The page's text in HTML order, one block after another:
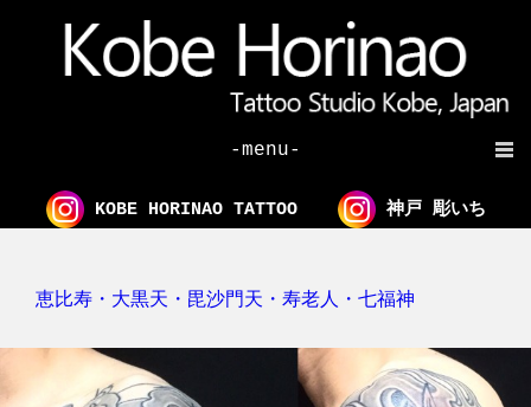
-menu-
KOBE HORINAO TATTOO 神戸 彫いち
恵比寿・大黒天・毘沙門天・寿老人・七福神